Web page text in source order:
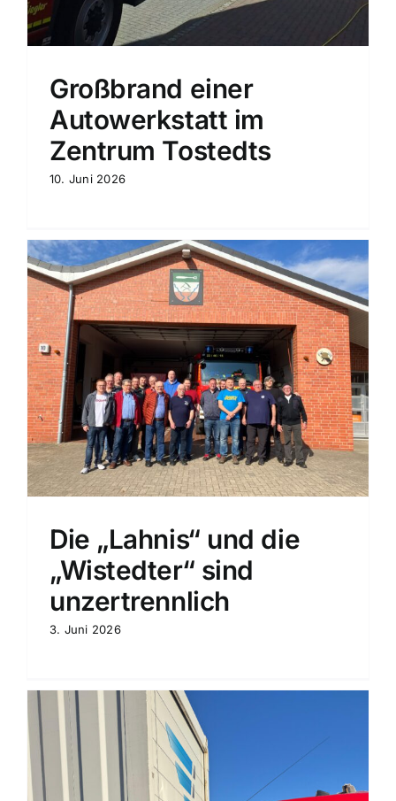
Großbrand einer
Autowerkstatt im
Zentrum Tostedts
10. Juni 2026
Die „Lahnis“ und die
„Wistedter“ sind
unzertrennlich
3. Juni 2026